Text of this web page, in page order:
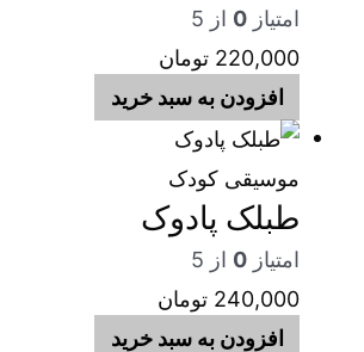
امتیاز 0 از 5
220,000 تومان
افزودن به سبد خرید
موسیقی کودک
طبلک پادوک
امتیاز 0 از 5
240,000 تومان
افزودن به سبد خرید